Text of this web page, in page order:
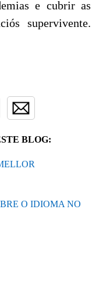
e cubrir as
supervivente.
BLOG:
O IDIOMA NO